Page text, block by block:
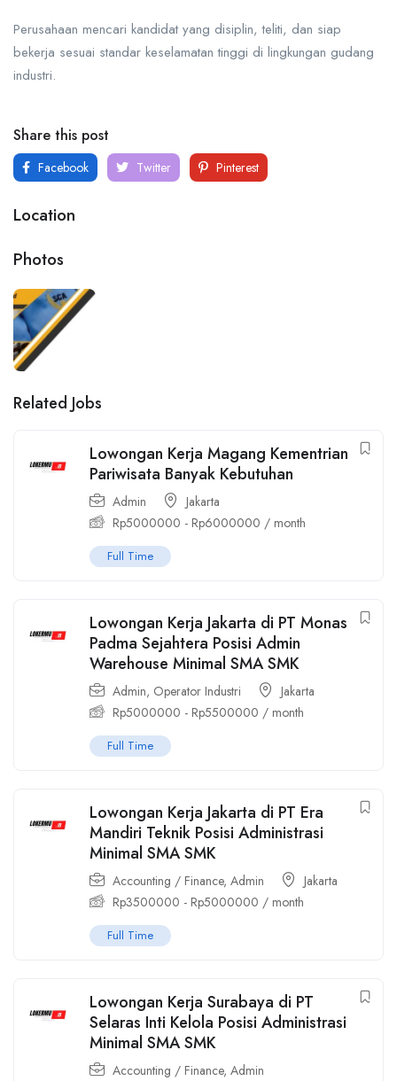
Perusahaan mencari kandidat yang disiplin, teliti, dan siap
bekerja sesuai standar keselamatan tinggi di lingkungan gudang
industri.
Share this post
Facebook Twitter Pinterest
Location
Photos
Related Jobs
Lowongan Kerja Magang Kementrian
Pariwisata Banyak Kebutuhan
Admin
Jakarta
Rp5000000 - Rp6000000 / month
Full Time
Lowongan Kerja Jakarta di PT Monas
Padma Sejahtera Posisi Admin
Warehouse Minimal SMA SMK
Admin, Operator Industri
Jakarta
Rp5000000 - Rp5500000 / month
Full Time
Lowongan Kerja Jakarta di PT Era
Mandiri Teknik Posisi Administrasi
Minimal SMA SMK
Accounting / Finance, Admin
Jakarta
Rp3500000 - Rp5000000 / month
Full Time
Lowongan Kerja Surabaya di PT
Selaras Inti Kelola Posisi Administrasi
Minimal SMA SMK
Accounting / Finance, Admin